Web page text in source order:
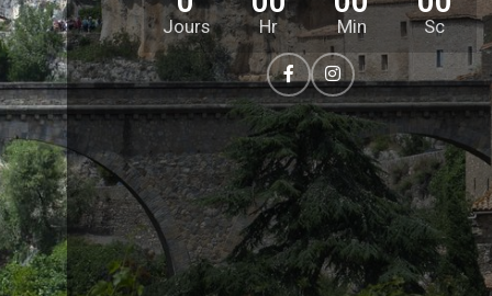
Jours Hr Min Sc